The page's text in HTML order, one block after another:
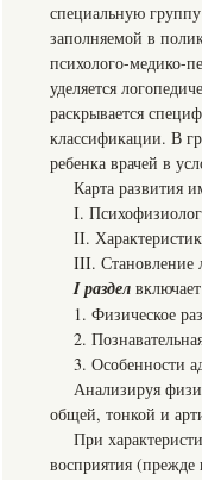
специальную
заполняемой в
психолого-медико-
уделяется
раскрывается
классификации. В
ребенка врачей в
Карта развития
I.
II.
III. Становление
I раздел
1. Физическое
2.
3. Особенности
Анализируя
общей, тонкой и
При
восприятия (прежде